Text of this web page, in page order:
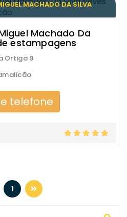
MACHADO DA SILVA
Machado Da
estampagens
Ortiga 9
telefone
1